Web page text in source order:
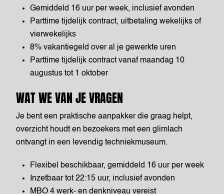
Gemiddeld 16 uur per week, inclusief avonden
Parttime tijdelijk contract, uitbetaling wekelijks of
vierwekelijks
8% vakantiegeld over al je gewerkte uren
Parttime tijdelijk contract vanaf maandag 10
augustus tot 1 oktober
WAT WE VAN JE VRAGEN
Je bent een praktische aanpakker die graag helpt,
overzicht houdt en bezoekers met een glimlach
ontvangt in een levendig techniekmuseum.
Flexibel beschikbaar, gemiddeld 16 uur per week
Inzetbaar tot 22:15 uur, inclusief avonden
MBO 4 werk- en denkniveau vereist